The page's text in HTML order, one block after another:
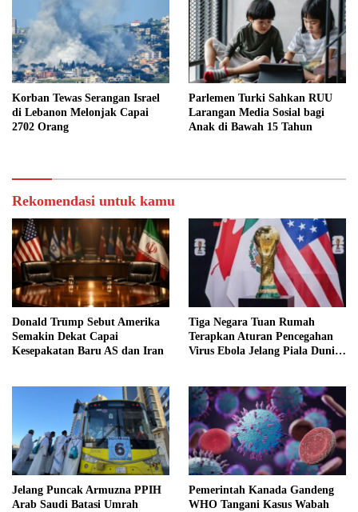
Korban Tewas Serangan Israel
di Lebanon Melonjak Capai
2702 Orang
Parlemen Turki Sahkan RUU
Larangan Media Sosial bagi
Anak di Bawah 15 Tahun
Rekomendasi untuk kamu
Donald Trump Sebut Amerika
Semakin Dekat Capai
Kesepakatan Baru AS dan Iran
Tiga Negara Tuan Rumah
Terapkan Aturan Pencegahan
Virus Ebola Jelang Piala Dunia
Jelang Puncak Armuzna PPIH
Arab Saudi Batasi Umrah
Pemerintah Kanada Gandeng
WHO Tangani Kasus Wabah